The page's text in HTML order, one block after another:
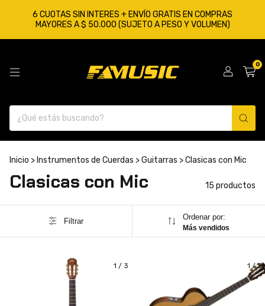
6 CUOTAS SIN INTERES + ENVÍO GRATIS EN COMPRAS
MAYORES A $ 50.000 (SUJETO A PESO Y VOLUMEN)
0
Inicio > Instrumentos de Cuerdas >Guitarras >Clasicas con Mic
Clasicas con Mic 15 productos
Filtrar Ordenar por:
Más vendidos
1 / 3 1 /3